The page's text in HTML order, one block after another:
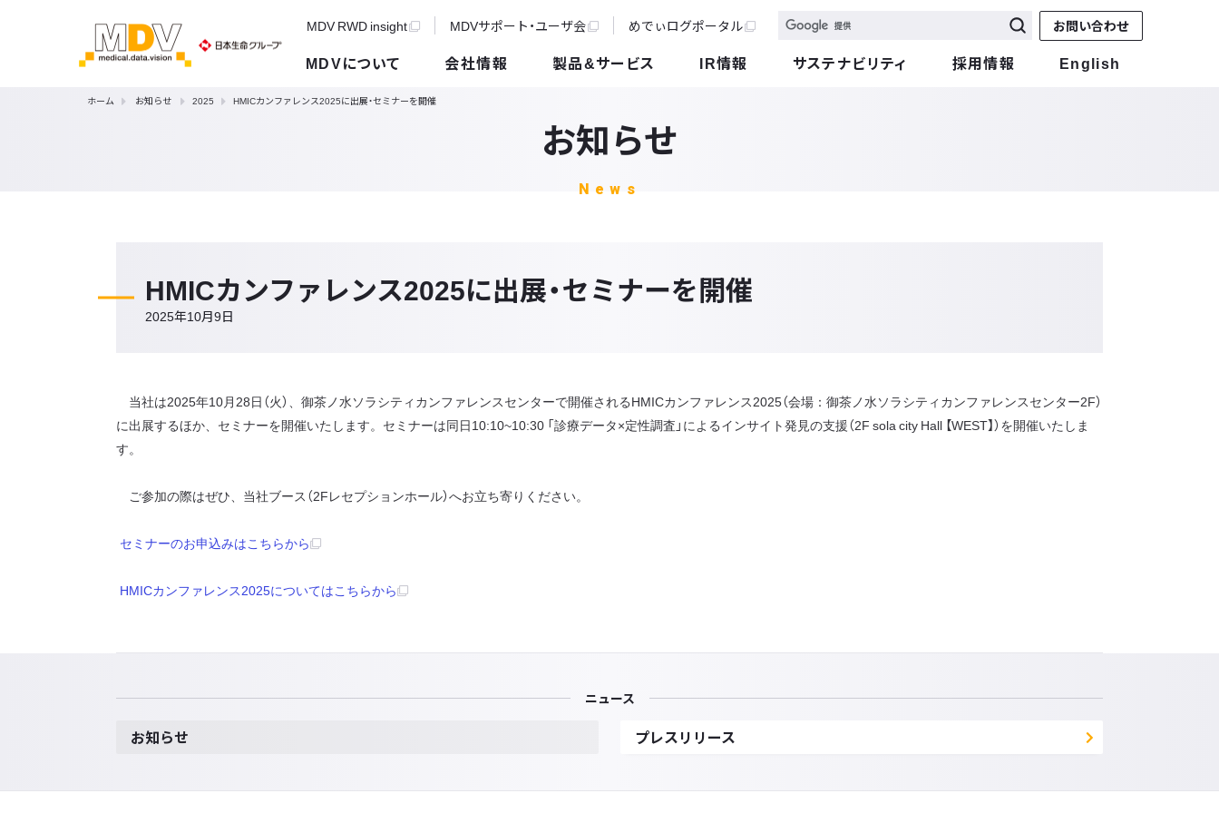
MDV RWD insight MDVサポート・ユーザ会 めでぃログポータル お問い合わせ
MDVについて 会社情報 製品&サービス IR情報 サステナビリティ 採用情報 English
ホーム お知らせ 2025 HMICカンファレンス2025に出展・セミナーを開催
お知らせ
News
HMICカンファレンス2025に出展・セミナーを開催
2025年10月9日
当社は2025年10月28日（火）、御茶ノ水ソラシティカンファレンスセンターで開催されるHMICカンファレンス2025（会場：御茶ノ水ソラシティカンファレンスセンター2F）
に出展するほか、セミナーを開催いたします。セミナーは同日10:10~10:30 「診療データ×定性調査」によるインサイト発見の支援（2F sola city Hall 【WEST】）を開催いたしま
す。
ご参加の際はぜひ、当社ブース（2Fレセプションホール）へお立ち寄りください。
セミナーのお申込みはこちらから
HMICカンファレンス2025についてはこちらから
ニュース
お知らせ プレスリリース